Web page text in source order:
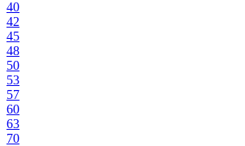
40
42
45
48
50
53
57
60
63
70